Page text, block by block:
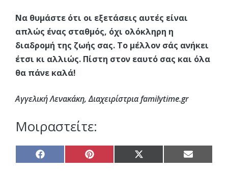
Να θυμάστε ότι οι εξετάσεις αυτές είναι
απλώς ένας σταθμός, όχι ολόκληρη η
διαδρομή της ζωής σας. Το μέλλον σάς ανήκει
έτσι κι αλλιώς. Πίστη στον εαυτό σας και όλα
θα πάνε καλά!
Αγγελική Λενακάκη, Διαχειρίστρια familytime.gr
Μοιραστείτε:
Share
on
Share
on
Share
on
Share
on